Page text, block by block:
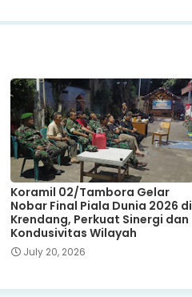
Koramil 02/Tambora Gelar
Nobar Final Piala Dunia 2026 di
Krendang, Perkuat Sinergi dan
Kondusivitas Wilayah
July 20, 2026